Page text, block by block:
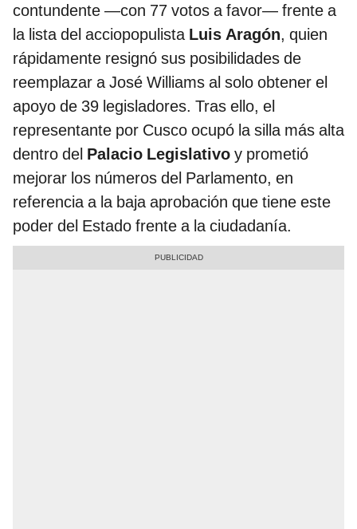
contundente —con 77 votos a favor— frente a
la lista del acciopopulista Luis Aragón, quien
rápidamente resignó sus posibilidades de
reemplazar a José Williams al solo obtener el
apoyo de 39 legisladores. Tras ello, el
representante por Cusco ocupó la silla más alta
dentro del Palacio Legislativo y prometió
mejorar los números del Parlamento, en
referencia a la baja aprobación que tiene este
poder del Estado frente a la ciudadanía.